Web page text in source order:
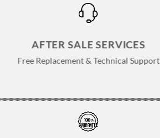
AFTER SALE SERVICES
Free Replacement & Technical Support